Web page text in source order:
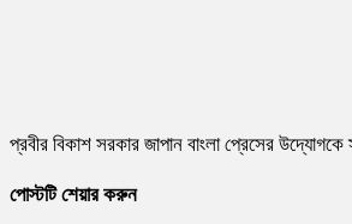
প্রবীর বিকাশ সরকার জাপান বাংলা প্রেসের
পোস্টটি শেয়ার করুন